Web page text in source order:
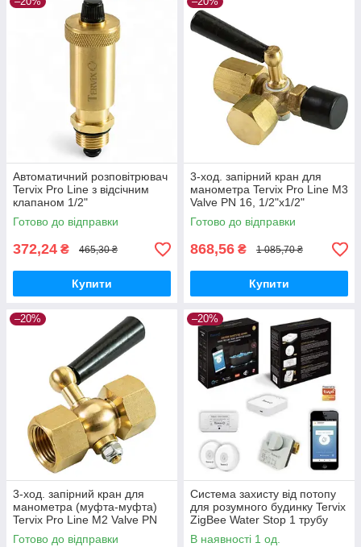
Автоматичний розповітрювач
Tervix Pro Line з відсічним
клапаном 1/2"
Готово до відправки
372,24 ₴ 465,30 ₴
Купити
3-ход. запірний кран для
манометра Tervix Pro Line M3
Valve PN 16, 1/2"х1/2"
Готово до відправки
868,56 ₴ 1 085,70 ₴
Купити
–20%
3-ход. запірний кран для
манометра (муфта-муфта)
Tervix Pro Line M2 Valve PN
16, 1/2"х1/2"
Готово до відправки
–20%
Система захисту від потопу
для розумного будинку Tervix
ZigBee Water Stop 1 трубу
1/2"
В наявності 1 од.